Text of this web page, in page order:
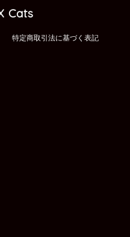
Cats
特定商取引法に基づく表記